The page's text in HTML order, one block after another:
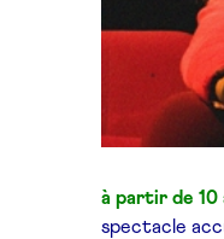
à partir de
spectacle